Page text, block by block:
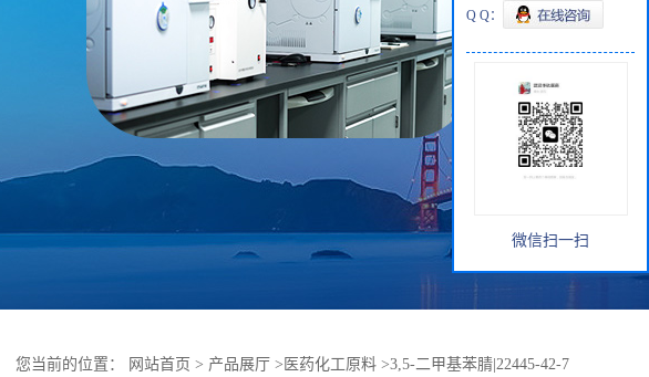
您当前的位置： 网站首页 > 产品展厅 > 医药化工原料 >3,5-二甲基苯腈|22445-42-7
Q Q：
微信扫一扫